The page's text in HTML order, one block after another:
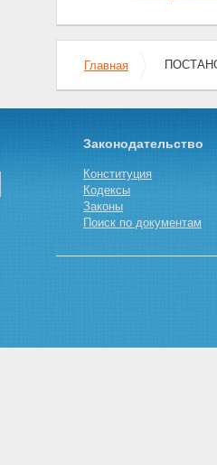
Главная
Законодательство
Конституция
Кодексы
Законы
Поиск по документам